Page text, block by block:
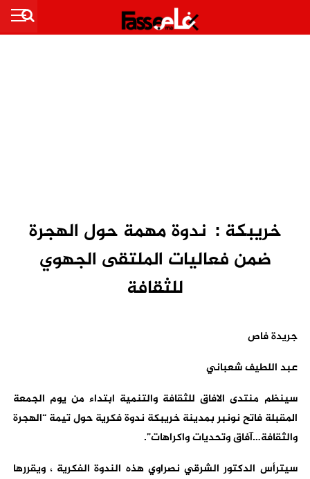
خريبكة : ندوة مهمة حول الهجرة
ضمن فعاليات الملتقى الجهوي
للثقافة
جريدة فاص
عبد اللطيف شعباني
سينظم منتدى الافاق للثقافة والتنمية ابتداء من يوم الجمعة
المقبلة فاتح نونبر بمدينة خريبكة ندوة فكرية حول تيمة “الهجرة
والثقافة…آفاق وتحديات واكراهات”.
سيترأس الدكتور الشرقي نصراوي هذه الندوة الفكرية ، ويقررها